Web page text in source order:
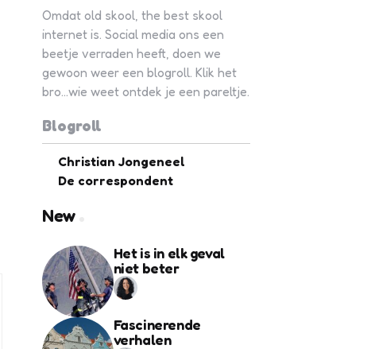
Omdat old skool, the best skool
internet is. Social media ons een
beetje verraden heeft, doen we
gewoon weer een blogroll. Klik het
bro...wie weet ontdek je een pareltje.
Blogroll
Christian Jongeneel
De correspondent
New
Het is in elk geval
niet beter
Fascinerende
verhalen